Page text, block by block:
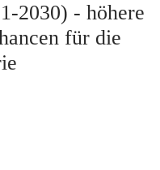
2030) - höhere
für die